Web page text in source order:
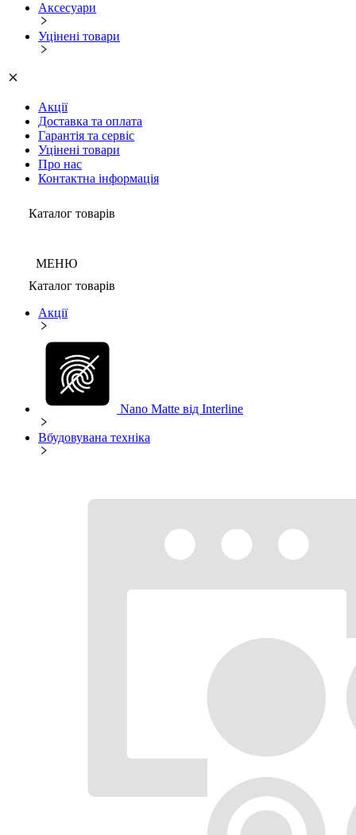
Аксесуари
Уцінені товари
Акції
Доставка та оплата
Гарантія та сервіс
Уцінені товари
Про нас
Контактна інформація
Каталог товарів
МЕНЮ
Каталог товарів
Акції
Nano Matte від Interline
Вбудовувана техніка